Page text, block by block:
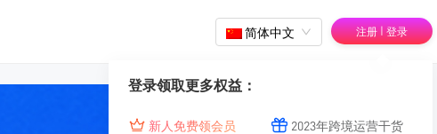
简体中文 注册 | 登录
登录领取更多权益：
新人免费领会员 2023年跨境运营干货